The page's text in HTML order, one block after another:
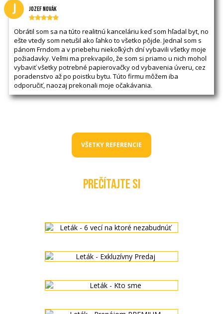
J Jozef Novák
Obrátil som sa na túto realitnú kanceláriu keď som hľadal byt, no
ešte vtedy som netušil ako ľahko to všetko pôjde. Jednal som s
pánom Frndom a v priebehu niekoľkých dní vybavili všetky moje
požiadavky. Veľmi ma prekvapilo, že som si priamo u nich mohol
vybaviť všetky potrebné papierovačky od vybavenia úveru, cez
poradenstvo až po poistku bytu. Túto firmu môžem iba
odporučiť, naozaj prekonali moje očakávania.
VŠETKY REFERENCIE
PREČÍTAJTE SI